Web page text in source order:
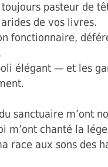
toujours pasteur de
de vos livres.
fonctionnaire,
élégant — et les
sanctuaire m’ont
m’ont chanté la
race aux sons des